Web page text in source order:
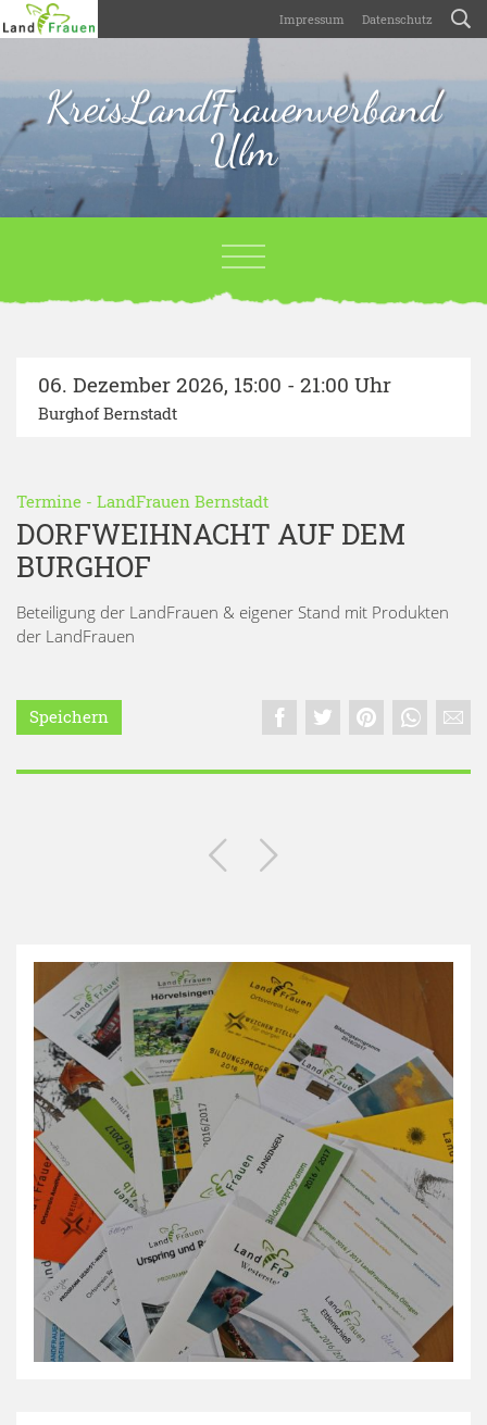
Impressum Datenschutz
KreisLandFrauenverband
Ulm
06. Dezember 2026, 15:00 - 21:00 Uhr
Burghof Bernstadt
Termine - LandFrauen Bernstadt
DORFWEIHNACHT AUF DEM
BURGHOF
Beteiligung der LandFrauen & eigener Stand mit Produkten
der LandFrauen
Speichern